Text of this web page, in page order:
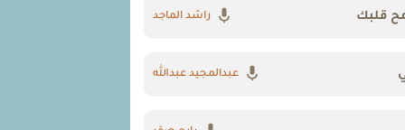
قلبك راشد الماجد
عبدالمجيد عبدالله